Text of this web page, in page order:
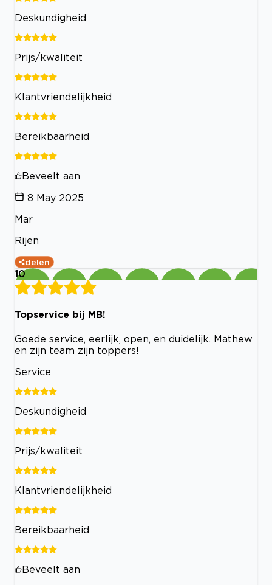
Deskundigheid
Prijs/kwaliteit
Klantvriendelijkheid
Bereikbaarheid
Beveelt aan
8 May 2025
Mar
Rijen
delen
10
Topservice bij MB!
Goede service, eerlijk, open, en duidelijk. Mathew
en zijn team zijn toppers!
Service
Deskundigheid
Prijs/kwaliteit
Klantvriendelijkheid
Bereikbaarheid
Beveelt aan